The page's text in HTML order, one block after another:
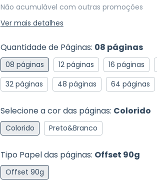
Não acumulável com outras promoções
Ver mais detalhes
Quantidade de Páginas: 08 páginas
08 páginas 12 páginas 16 páginas
32 páginas
48 páginas 64 páginas
Selecione a cor das páginas: Colorido
Colorido Preto&Branco
Tipo Papel das páginas: Offset 90g
Offset 90g